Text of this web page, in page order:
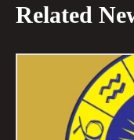
Related